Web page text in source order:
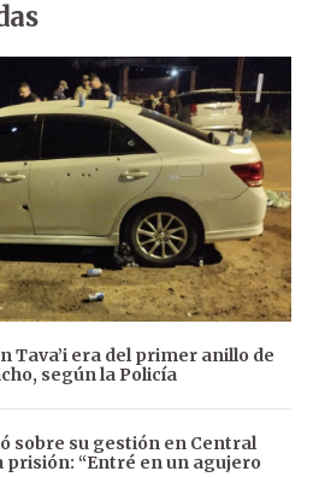
Tava’i era del primer anillo de
según la Policía
sobre su gestión en Central
prisión: “Entré en un agujero